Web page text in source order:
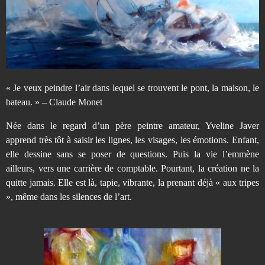
e
J
a
v
e
r
–
a
« Je veux peindre l’air dans lequel se trouvent le pont, la maison, le
bateau. » – Claude Monet
Née dans le regard d’un père peintre amateur, Yveline Javer
apprend très tôt à saisir les lignes, les visages, les émotions. Enfant,
elle dessine sans se poser de questions. Puis la vie l’emmène
ailleurs, vers une carrière de comptable. Pourtant, la création ne la
quitte jamais. Elle est là, tapie, vibrante, la prenant déjà « aux tripes
», même dans les silences de l’art.